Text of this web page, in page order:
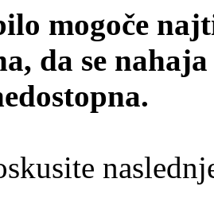
mogoče
da se